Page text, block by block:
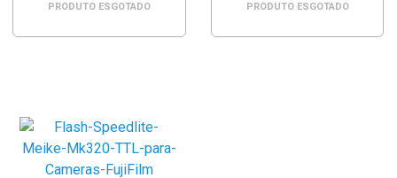
PRODUTO ESGOTADO PRODUTO ESGOTADO